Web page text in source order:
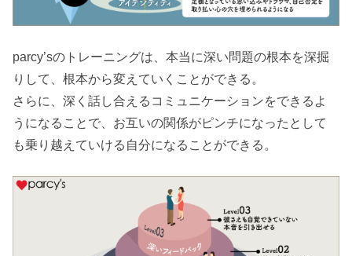
parcy’sのトレーニングは、本当に深い問題の根本を深掘
りして、根本から変えていくことができる。
さらに、深く話し合えるコミュニケーションをできるよ
うになることで、お互いの関係がピンチになったとして
も乗り越えていける自分になることができる。